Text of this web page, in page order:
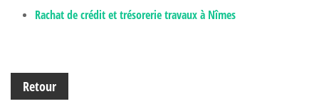
Rachat de crédit et trésorerie travaux à Nîmes
Retour